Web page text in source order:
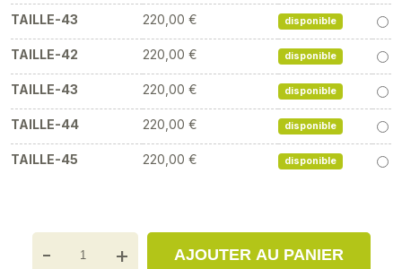
TAILLE-43 220,00 € disponible
TAILLE-42 220,00 € disponible
TAILLE-43 220,00 € disponible
TAILLE-44 220,00 € disponible
TAILLE-45 220,00 € disponible
- + AJOUTER AU PANIER